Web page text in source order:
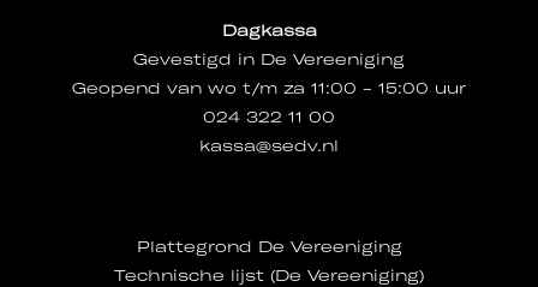
Dagkassa
Gevestigd in De Vereeniging
Geopend van wo t/m za 11:00 - 15:00 uur
024 322 11 00
kassa@sedv.nl
Plattegrond De Vereeniging
Technische lijst (De Vereeniging)